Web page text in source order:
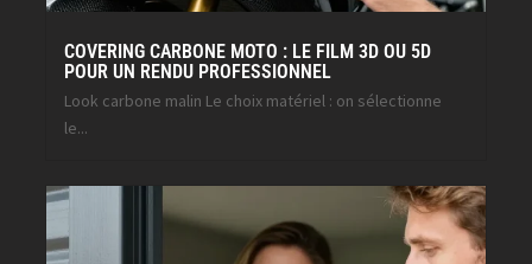
COVERING CARBONE MOTO : LE FILM 3D OU 5D
POUR UN RENDU PROFESSIONNEL
Look carbone malin Le choix matériel : on sélectionne
le...